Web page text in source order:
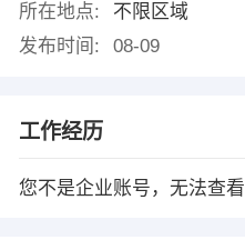
所在地点:
不限区域
发布时间:
08-09
工作经历
您不是企业账号，无法查看